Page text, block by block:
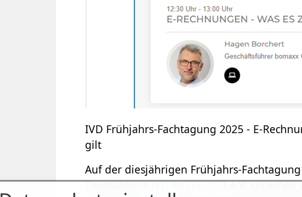
IVD Frühjahrs-Fachtagung 2025 - E-
gilt
Auf der diesjährigen Frühjahrs-
DeutschlandIVD MITTE-OSTe.V. sprachen